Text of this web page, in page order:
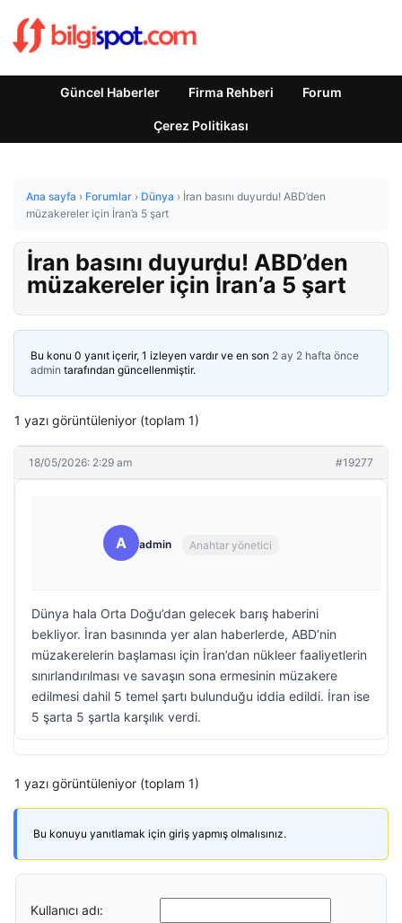
Güncel Haberler Firma Rehberi Forum
Çerez Politikası
Ana sayfa › Forumlar › Dünya › İran basını duyurdu! ABD’den
müzakereler için İran’a 5 şart
İran basını duyurdu! ABD’den
müzakereler için İran’a 5 şart
Bu konu 0 yanıt içerir, 1 izleyen vardır ve en son 2 ay 2 hafta önce
admin tarafından güncellenmiştir.
1 yazı görüntüleniyor (toplam 1)
18/05/2026: 2:29 am #19277
A admin Anahtar yönetici
Dünya hala Orta Doğu’dan gelecek barış haberini
bekliyor. İran basınında yer alan haberlerde, ABD’nin
müzakerelerin başlaması için İran’dan nükleer faaliyetlerin
sınırlandırılması ve savaşın sona ermesinin müzakere
edilmesi dahil 5 temel şartı bulunduğu iddia edildi. İran ise
5 şarta 5 şartla karşılık verdi.
1 yazı görüntüleniyor (toplam 1)
Bu konuyu yanıtlamak için giriş yapmış olmalısınız.
Kullanıcı adı: